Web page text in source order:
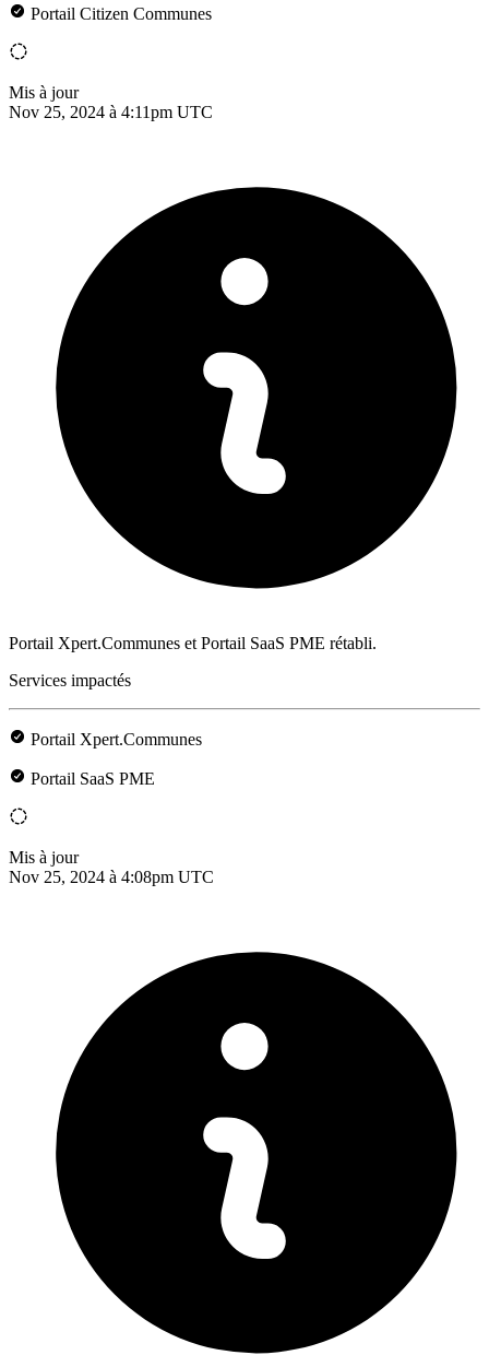
Portail Citizen Communes
Mis à jour
Nov 25, 2024 à 4:11pm UTC
Portail Xpert.Communes et Portail SaaS PME rétabli.
Services impactés
Portail Xpert.Communes
Portail SaaS PME
Mis à jour
Nov 25, 2024 à 4:08pm UTC